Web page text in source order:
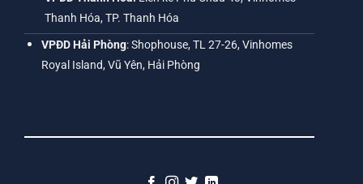
Thanh Hóa, TP. Thanh Hóa
VPĐD Hải Phòng: Shophouse, TL 27-26, Vinhomes
Royal Island, Vũ Yên, Hải Phòng